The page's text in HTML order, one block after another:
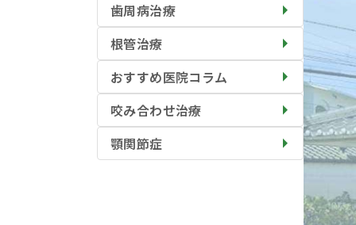
歯周病治療
根管治療
おすすめ医院コラム
咬み合わせ治療
顎関節症